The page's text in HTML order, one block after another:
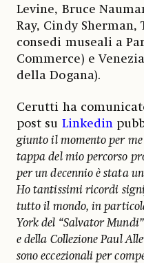
Levine, Bruce
Ray, Cindy Sherman,
consedi museali a
Commerce) e
della Dogana).
Cerutti ha
post su Linkedin
giunto il momento per
tappa del mio percorso
per un decennio è stata
Ho tantissimi ricordi
tutto il mondo, in
York del “Salvator
e della Collezione Paul
sono eccezionali per